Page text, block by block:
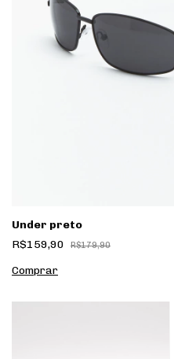
Under preto
R$159,90
R$179,90